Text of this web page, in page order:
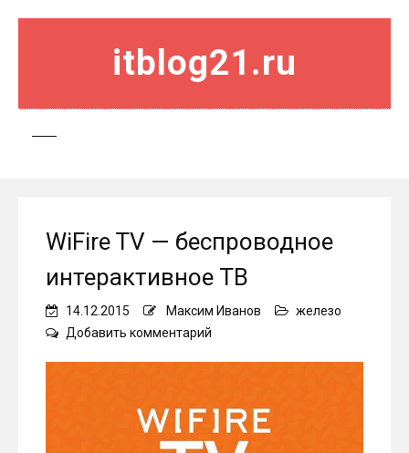
itblog21.ru
WiFire TV — беспроводное
интерактивное ТВ
14.12.2015 Максим Иванов
железо
Добавить комментарий
беспроводное
интерактивное
ТВ